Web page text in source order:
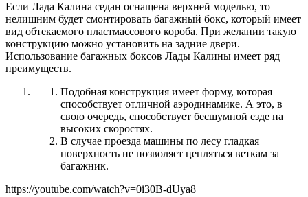
Если Лада Калина седан оснащена верхней моделью, то
нелишним будет смонтировать багажный бокс, который имеет
вид обтекаемого пластмассового короба. При желании такую
конструкцию можно установить на задние двери.
Использование багажных боксов Лады Калины имеет ряд
преимуществ.
Подобная конструкция имеет форму, которая
способствует отличной аэродинамике. А это, в
свою очередь, способствует бесшумной езде на
высоких скоростях.
В случае проезда машины по лесу гладкая
поверхность не позволяет цепляться веткам за
багажник.
https://youtube.com/watch?v=0i30B-dUya8